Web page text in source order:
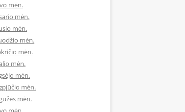
mėn.
mėn.
mėn.
mėn.
mėn.
mėn.
mėn.
mėn.
mėn.